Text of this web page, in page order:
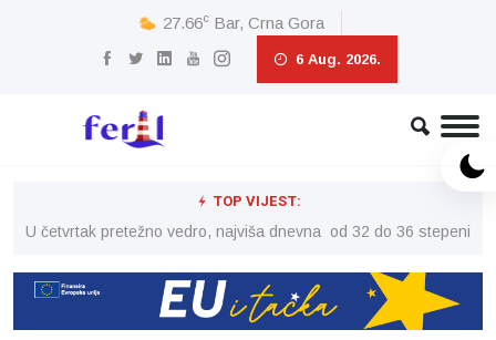
27.66c Bar, Crna Gora
6 Aug. 2026.
TOP VIJEST:
U četvrtak pretežno vedro, najviša dnevna od 32 do 36 stepeni